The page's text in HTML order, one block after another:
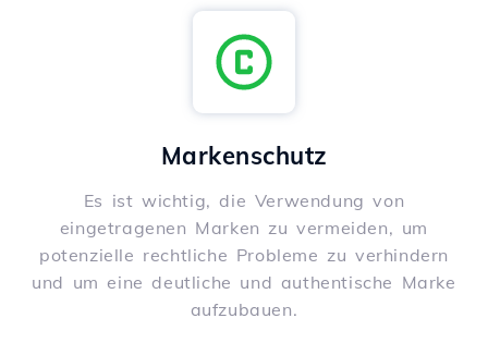
Markenschutz
Es ist wichtig, die Verwendung von
eingetragenen Marken zu vermeiden, um
potenzielle rechtliche Probleme zu verhindern
und um eine deutliche und authentische Marke
aufzubauen.